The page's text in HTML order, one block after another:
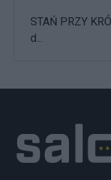
STAŃ PRZY
d...